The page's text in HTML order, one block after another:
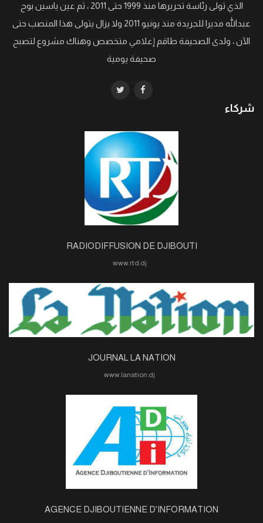
الذي تولى رئاسة تحريرها منذ 1999 حتى 2011 ، ثم عين ياسين بوح
عبدالله مديرا للجريدة منذ يونيو 2011 ولا يزال يتولى هذا المنصب حتى
الآن ، ولدى الصحيفة طاقم إعلامي متخصص وهناك مشروع لتصبح
صحيفة يومية
شركاء
RADIODIFFUSION DE DJIBOUTI
JOURNAL LA NATION
AGENCE DJIBOUTIENNE D'INFORMATION